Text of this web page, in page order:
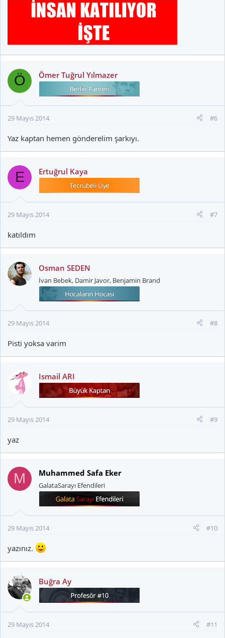
Ö Ömer Tuğrul Yılmazer
29 Mayıs 2014 #6
Yaz kaptan hemen gönderelim şarkıyı.
E Ertuğrul Kaya
29 Mayıs 2014 #7
katıldım
Osman SEDEN
İvan Bebek, Damir Javor, Benjamin Brand
29 Mayıs 2014 #8
Pisti yoksa varim
Ismail ARI
29 Mayıs 2014 #9
yaz
M Muhammed Safa Eker
GalataSarayı Efendileri
29 Mayıs 2014 #10
yazınız.
Buğra Ay
29 Mayıs 2014 #11